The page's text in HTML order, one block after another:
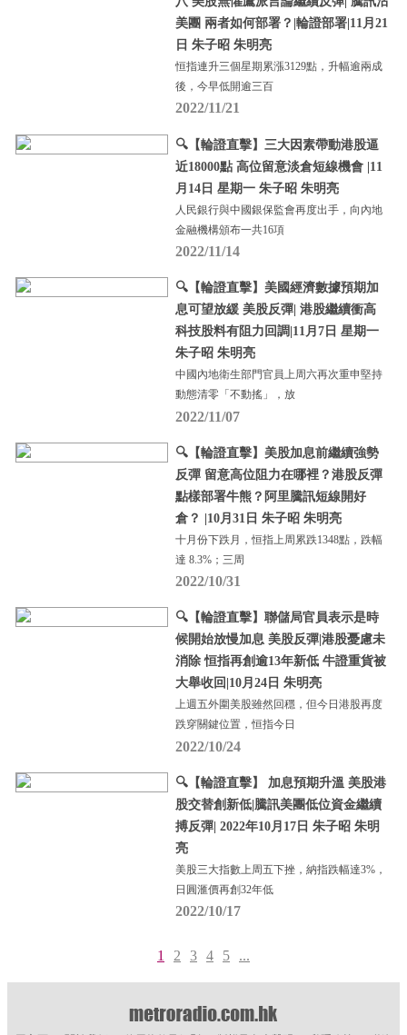
美團 兩者如何部署？|輪證部署|11月21
日 朱子昭 朱明亮
恒指連升三個星期累漲3129點，升幅逾兩成
後，今早低開逾三百
2022/11/21
🔍【輪證直擊】三大因素帶動港股逼
近18000點 高位留意淡倉短線機會 |11
月14日 星期一 朱子昭 朱明亮
人民銀行與中國銀保監會再度出手，向內地
金融機構頒布一共16項
2022/11/14
🔍【輪證直擊】美國經濟數據預期加
息可望放緩 美股反彈| 港股繼續衝高
科技股料有阻力回調|11月7日 星期一
朱子昭 朱明亮
中國內地衛生部門官員上周六再次重申堅持
動態清零「不動搖」，放
2022/11/07
🔍【輪證直擊】美股加息前繼續強勢
反彈 留意高位阻力在哪裡？港股反彈
點樣部署牛熊？阿里騰訊短線開好
倉？ |10月31日 朱子昭 朱明亮
十月份下跌月，恒指上周累跌1348點，跌幅
達 8.3%；三周
2022/10/31
🔍【輪證直擊】聯儲局官員表示是時
候開始放慢加息 美股反彈|港股憂慮未
消除 恒指再創逾13年新低 牛證重貨被
大舉收回|10月24日 朱明亮
上週五外圍美股雖然回穩，但今日港股再度
跌穿關鍵位置，恒指今日
2022/10/24
🔍【輪證直擊】 加息預期升溫 美股港
股交替創新低|騰訊美團低位資金繼續
搏反彈| 2022年10月17日 朱子昭 朱明
亮
美股三大指數上周五下挫，納指跌幅達3%，
日圓滙價再創32年低
2022/10/17
1 2 3 4 5 ...